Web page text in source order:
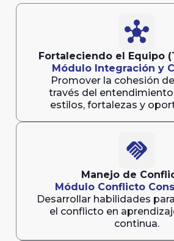
hub
Fortaleciendo el Equipo
Módulo Integración y
Promover la cohesión
través del
estilos, fortalezas y
handshake
Manejo de
Módulo Conflicto
Desarrollar habilidades
el conflicto en
continua.